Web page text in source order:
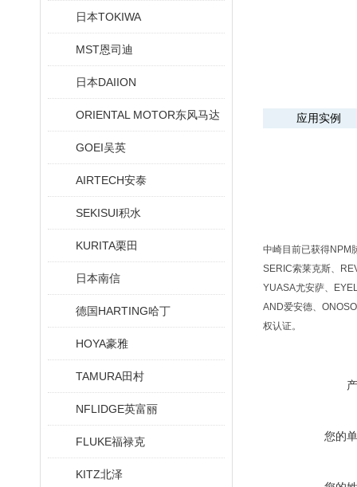
日本TOKIWA
MST恩司迪
日本DAIION
ORIENTAL MOTOR东风马达
GOEI吴英
AIRTECH安泰
SEKISUI积水
KURITA栗田
日本南信
德国HARTING哈丁
HOYA豪雅
TAMURA田村
NFLIDGE英富丽
FLUKE福禄克
KITZ北泽
应用实例
中崎目前已获得NPM
SERIC索莱克斯、
YUASA尤安萨、
AND爱安德、
权认证。
您的